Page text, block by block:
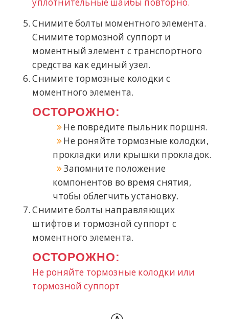
уплотнительные шайбы повторно.
Снимите болты моментного элемента.
Снимите тормозной суппорт и
моментный элемент с транспортного
средства как единый узел.
Снимите тормозные колодки с
моментного элемента.
ОСТОРОЖНО:
Не повредите пыльник поршня.
Не роняйте тормозные колодки,
прокладки или крышки прокладок.
Запомните положение
компонентов во время снятия,
чтобы облегчить установку.
Снимите болты направляющих
штифтов и тормозной суппорт с
моментного элемента.
ОСТОРОЖНО:
Не роняйте тормозные колодки или
тормозной суппорт